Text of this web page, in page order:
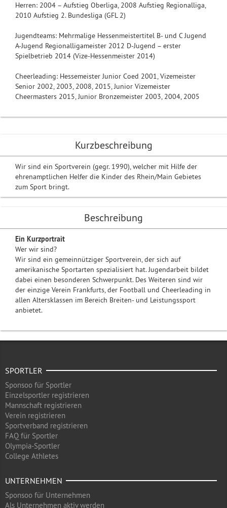
Kurzbeschreibung
Wir sind ein Sportverein (gegr. 1990), welcher mit Hilfe der
ehrenamptlichen Helfer die Kinder des Rhein/Main Gebietes
zum Sport bringt.
Beschreibung
Ein Kurzportrait
Wer wir sind?
Wir sind ein gemeinnütziger Sportverein, der sich auf
amerikanische Sportarten spezialisiert hat. Jugendarbeit bildet
dabei einen besonderen Schwerpunkt. Des Weiteren sind wir
der einzige Verein Frankfurts, der Football und Cheerleading in
allen Altersklassen im Bereich Breiten- und Leistungssport
anbietet.
Herren: 2004 – Aufstieg Oberliga, 2008 Aufstieg Regionalliga,
2010 Aufstieg 2. Bundesliga (GFL 2)
Jugendteams: Mehrmalige Hessenmeistertitel B- und C Jugend
A-Jugend Regionalligameister 2012 D-Jugend – erster
Spielbetrieb 2014 (Vize-Hessenmeister 2014)
Cheerleading: Hessemeister Junior Coed 2001, Vizemeister
Senior 2002, 2003, 2008, 2015, Junior Vizemeister
Cheermasters 2015, Junior Bronzemeister 2003, 2004, 2005
SPORTLER
Sponsoo für Sportler
Einzelsportler registrieren
Mannschaft registrieren
Verein registrieren
Sportverband registrieren
FAQ für Sportler
Olympia-Sportler
College Athletes
UNTERNEHMEN
Sponsoo für Unternehmen
Als Unternehmen aktiv werden